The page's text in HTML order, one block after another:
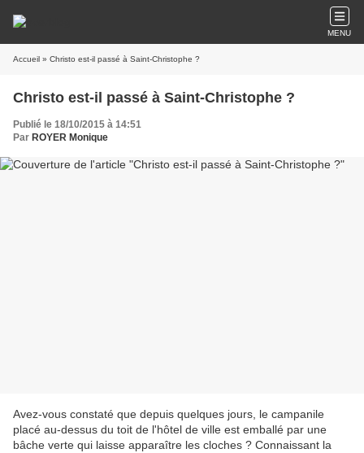
MENU
Accueil » Christo est-il passé à Saint-Christophe ?
Christo est-il passé à Saint-Christophe ?
Publié le 18/10/2015 à 14:51
Par ROYER Monique
Avez-vous constaté que depuis quelques jours, le campanile
placé au-dessus du toit de l'hôtel de ville est emballé par une
bâche verte qui laisse apparaître les cloches ? Connaissant la